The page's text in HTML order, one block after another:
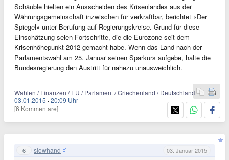
Schäuble hielten ein Ausscheiden des Krisenlandes aus der
Währungsgemeinschaft inzwischen für verkraftbar, berichtet «Der
Spiegel» unter Berufung auf Regierungskreise. Grund für diese
Einschätzung seien Fortschritte, die die Eurozone seit dem
Krisenhöhepunkt 2012 gemacht habe. Wenn das Land nach der
Parlamentswahl am 25. Januar seinen Sparkurs aufgebe, halte die
Bundesregierung den Austritt für nahezu unausweichlich.
Wahlen / Finanzen / EU / Parlament / Griechenland / Deutschland
03.01.2015 ·20:09 Uhr
[6 Kommentare]
6 slowhand 03. Januar 2015